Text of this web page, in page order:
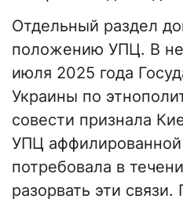
Отдельный раздел
положению УПЦ. В
июля 2025 года
Украины по
совести признала
УПЦ
потребовала в
разорвать эти связи.